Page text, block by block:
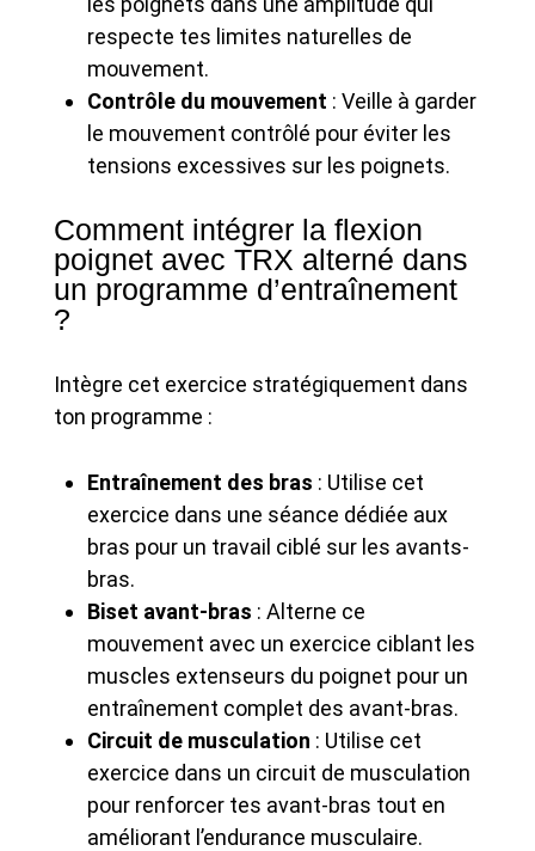
respecte tes limites naturelles de
mouvement.
Contrôle du mouvement : Veille à garder
le mouvement contrôlé pour éviter les
tensions excessives sur les poignets.
Comment intégrer la flexion
poignet avec TRX alterné dans
un programme d’entraînement
?
Intègre cet exercice stratégiquement dans
ton programme :
Entraînement des bras : Utilise cet
exercice dans une séance dédiée aux
bras pour un travail ciblé sur les avants-
bras.
Biset avant-bras : Alterne ce
mouvement avec un exercice ciblant les
muscles extenseurs du poignet pour un
entraînement complet des avant-bras.
Circuit de musculation : Utilise cet
exercice dans un circuit de musculation
pour renforcer tes avant-bras tout en
améliorant l’endurance musculaire.